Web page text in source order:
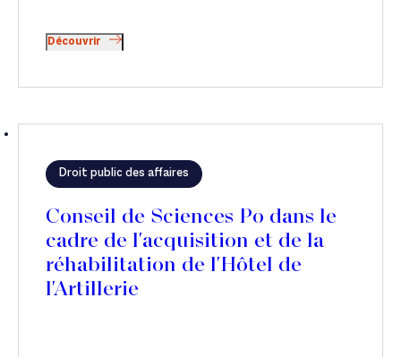
Découvrir
Droit public des affaires
Conseil de Sciences Po dans le
cadre de l'acquisition et de la
réhabilitation de l'Hôtel de
l'Artillerie